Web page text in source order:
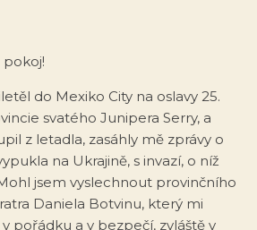
pokoj!
do Mexiko City na oslavy 25.
svatého Junipera Serry, a
z letadla, zasáhly mě zprávy o
na Ukrajině, s invazí, o níž
jsem vyslechnout provinčního
Daniela Botvinu, který mi
pořádku a v bezpečí, zvláště v